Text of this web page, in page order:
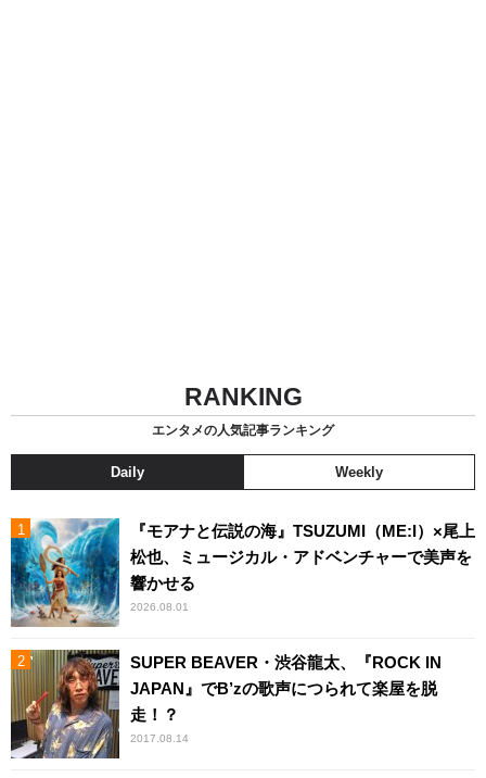
RANKING
エンタメの人気記事ランキング
Daily Weekly
『モアナと伝説の海』TSUZUMI（ME:I）×尾上
松也、ミュージカル・アドベンチャーで美声を
響かせる
2026.08.01
SUPER BEAVER・渋谷龍太、『ROCK IN
JAPAN』でB’zの歌声につられて楽屋を脱
走！？
2017.08.14